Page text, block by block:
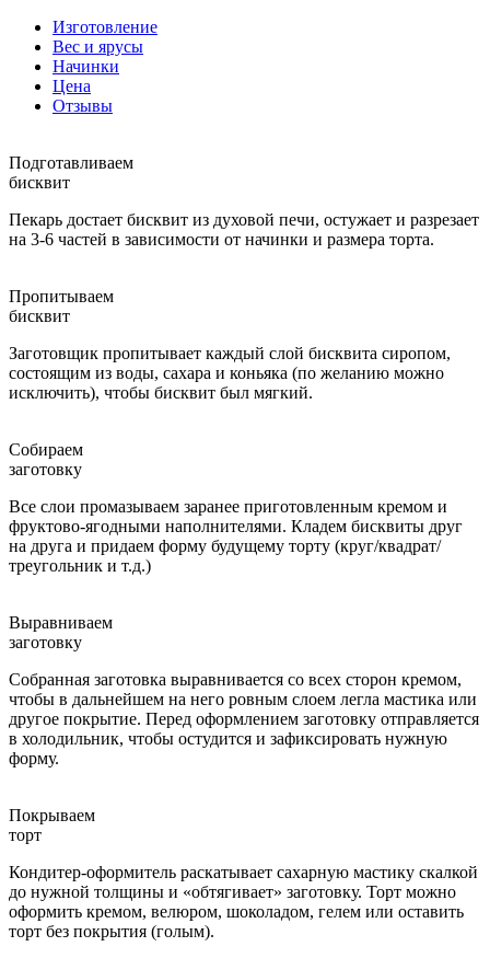
Изготовление
Вес и ярусы
Начинки
Цена
Отзывы
Подготавливаем
бисквит
Пекарь достает бисквит из духовой печи, остужает и разрезает
на 3-6 частей в зависимости от начинки и размера торта.
Пропитываем
бисквит
Заготовщик пропитывает каждый слой бисквита сиропом,
состоящим из воды, сахара и коньяка (по желанию можно
исключить), чтобы бисквит был мягкий.
Собираем
заготовку
Все слои промазываем заранее приготовленным кремом и
фруктово-ягодными наполнителями. Кладем бисквиты друг
на друга и придаем форму будущему торту (круг/квадрат/
треугольник и т.д.)
Выравниваем
заготовку
Собранная заготовка выравнивается со всех сторон кремом,
чтобы в дальнейшем на него ровным слоем легла мастика или
другое покрытие. Перед оформлением заготовку отправляется
в холодильник, чтобы остудится и зафиксировать нужную
форму.
Покрываем
торт
Кондитер-оформитель раскатывает сахарную мастику скалкой
до нужной толщины и «обтягивает» заготовку. Торт можно
оформить кремом, велюром, шоколадом, гелем или оставить
торт без покрытия (голым).